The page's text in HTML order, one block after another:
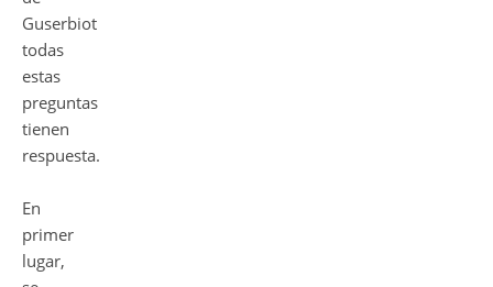
Guserbiot
todas
estas
preguntas
tienen
respuesta.
En
primer
lugar,